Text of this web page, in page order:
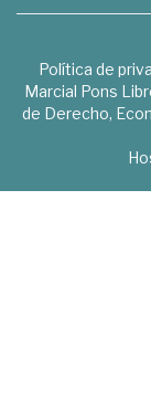
Política de
Marcial Pons
de Derecho,